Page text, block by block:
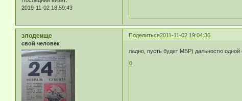
2019-11-02 18:59:43
Поделиться2011-11-02 19:04:36
злодеище
свой человек
ладно, пусть будет МБР) дальностю
0